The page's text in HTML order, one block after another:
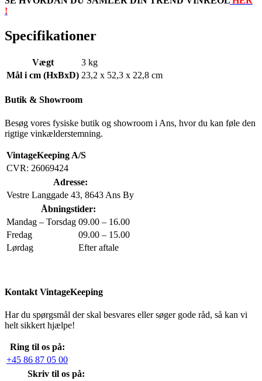
!
Specifikationer
Vægt
3 kg
Mål i cm (HxBxD) 23,2 x 52,3 x 22,8 cm
Butik & Showroom
Besøg vores fysiske butik og showroom i Ans, hvor du kan føle den
rigtige vinkælderstemning.
VintageKeeping A/S
CVR: 26069424
Adresse:
Vestre Langgade 43, 8643 Ans By
Åbningstider:
Mandag – Torsdag 09.00 – 16.00
Fredag
09.00 – 15.00
Lørdag
Efter aftale
Kontakt VintageKeeping
Har du spørgsmål der skal besvares eller søger gode råd, så kan vi
helt sikkert hjælpe!
Ring til os på:
+45 86 87 05 00
Skriv til os på: